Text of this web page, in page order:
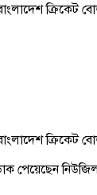
ক্রিকেট
ক্রিকেট